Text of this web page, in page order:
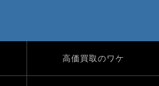
高価買取のワケ